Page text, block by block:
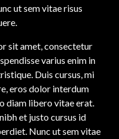
ut sem vitae risus
sit amet, consectetur
varius enim in
Duis cursus, mi
eros dolor interdum
diam libero vitae erat.
et justo cursus id
Nunc ut sem vitae